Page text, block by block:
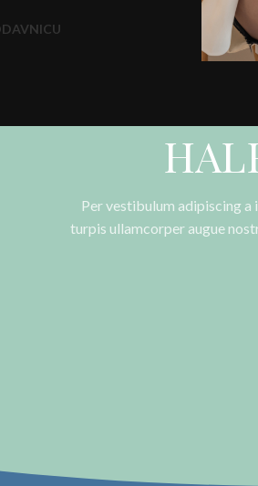
Per vestibulum adipiscing a
turpis ullamcorper augue